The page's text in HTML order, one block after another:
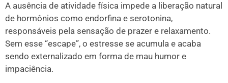
A ausência de atividade física impede a liberação natural
de hormônios como endorfina e serotonina,
responsáveis pela sensação de prazer e relaxamento.
Sem esse “escape”, o estresse se acumula e acaba
sendo externalizado em forma de mau humor e
impaciência.